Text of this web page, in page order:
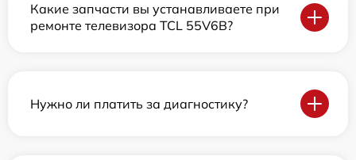
Какие запчасти вы устанавливаете при
ремонте телевизора TCL 55V6B?
Нужно ли платить за диагностику?